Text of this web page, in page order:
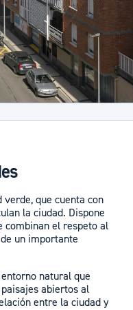
que cuenta con
la ciudad. Dispone
combinan el respeto al
un importante
natural que
abiertos al
entre la ciudad y